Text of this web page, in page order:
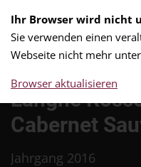
Langhe
Cabernet
Jahrgang 2016
Ihr Browser wird nicht
Sie verwenden einen
Webseite nicht mehr
Browser aktualisieren